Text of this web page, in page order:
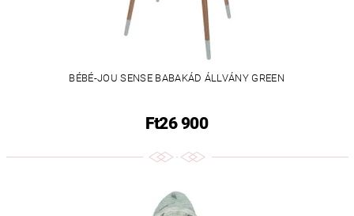
BÉBÉ-JOU SENSE BABAKÁD ÁLLVÁNY GREEN
Ft26 900